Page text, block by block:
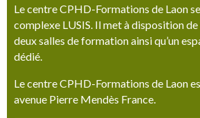
Le centre CPHD-Formations de Laon
complexe LUSIS. Il met à disposition
deux salles de formation ainsi qu’un
dédié.
Le centre CPHD-Formations de Laon
avenue Pierre Mendès France.